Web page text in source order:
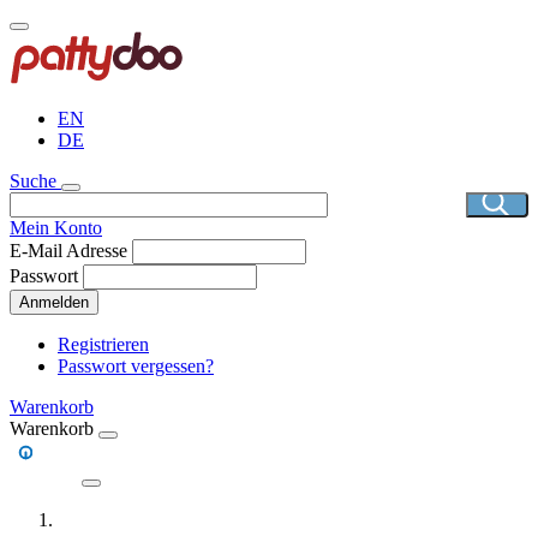
Direkt
zum
Inhalt
EN
DE
Suche
Mein Konto
E-Mail Adresse
Passwort
Anmelden
Registrieren
Passwort vergessen?
Warenkorb
Warenkorb